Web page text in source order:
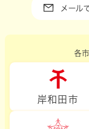
メール
各
岸和田市